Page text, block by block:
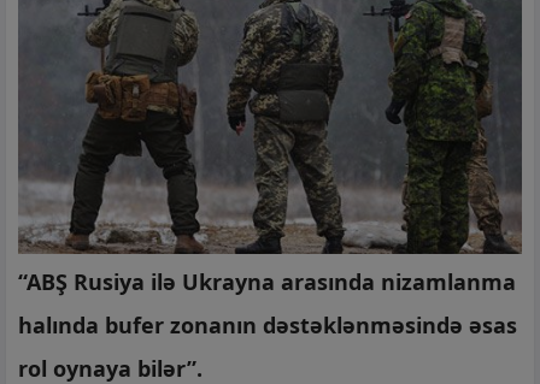
“ABŞ Rusiya ilə Ukrayna arasında nizamlanma
halında bufer zonanın dəstəklənməsində əsas
rol oynaya bilər”.